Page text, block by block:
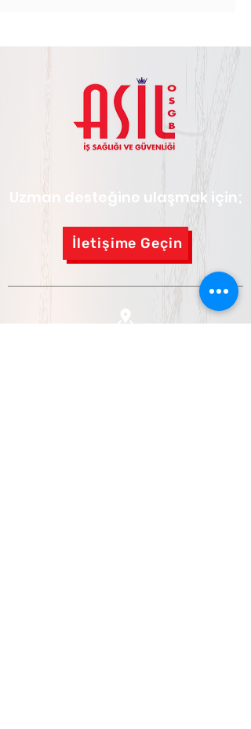
Uzman desteğine ulaşmak için;
İletişime Geçin